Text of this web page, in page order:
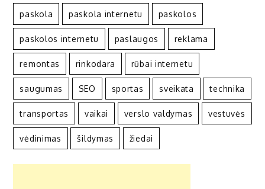
paskola paskola internetu paskolos
paskolos internetu paslaugos reklama
remontas rinkodara rūbai internetu
saugumas SEO sportas sveikata technika
transportas vaikai verslo valdymas vestuvės
vėdinimas šildymas žiedai